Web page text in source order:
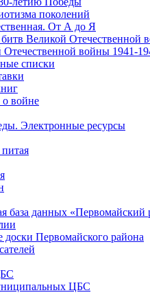
поколений
От А до Я
Великой Отечественной
Отечественной войны 1941-
списки
войне
Электронные ресурсы
база данных «Первомайский
Первомайского района
ЦБС